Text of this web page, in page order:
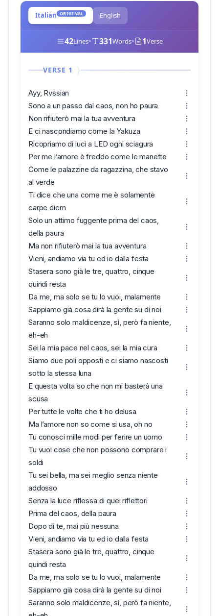
Italian ORIGINAL English
42Lines• 331Words• 1Verse
VERSE 1
Ayy, Rvssian
Sono a un passo dal caos, non ho paura
Non rifiuterò mai la tua avventura
E ci nascondiamo come la Yakuza
Ricopriamo di luci a LED ogni sciagura
Per me l’amore è freddo come le manette
Come le palazzine da ragazzina, che stavo
al verde
Ti dice che una come me è solamente
carpe diem
Solo un attimo fuggente prima del caos,
della paura
Ma non rifiuterò mai la tua avventura
Vieni, andiamo via tu ed io dalla festa
Stasera sono già le tre, quattro, cinque
quindi resta
Da me, ma solo se tu lo vuoi, malamente
Sappiamo già cosa dirà la gente su di noi
Saranno solo maldicenze, sì, però fa niente,
eh-eh
Sei la mia pace nel caos, sei la mia cura
Siamo due poli opposti e ci siamo nascosti
sotto la stessa luna
E questa volta so che non mi basterà una
scusa
Per tutte le volte che ti ho delusa
Ma l’amore non so come si usa, oh no
Tu conosci mille modi per ferire un uomo
Tu vuoi cose che non possono comprare i
soldi
Tu sei bella, ma sei meglio senza niente
addosso
Senza la luce riflessa di quei riflettori
Prima del caos, della paura
Dopo di te, mai più nessuna
Vieni, andiamo via tu ed io dalla festa
Stasera sono già le tre, quattro, cinque
quindi resta
Da me, ma solo se tu lo vuoi, malamente
Sappiamo già cosa dirà la gente su di noi
Saranno solo maldicenze, sì, però fa niente,